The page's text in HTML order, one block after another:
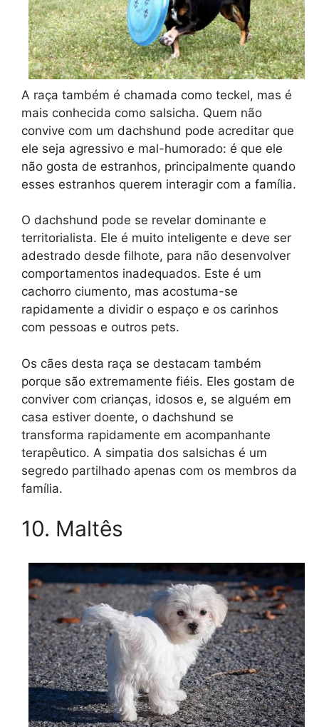
A raça também é chamada como teckel, mas é
mais conhecida como salsicha. Quem não
convive com um dachshund pode acreditar que
ele seja agressivo e mal-humorado: é que ele
não gosta de estranhos, principalmente quando
esses estranhos querem interagir com a família.
O dachshund pode se revelar dominante e
territorialista. Ele é muito inteligente e deve ser
adestrado desde filhote, para não desenvolver
comportamentos inadequados. Este é um
cachorro ciumento, mas acostuma-se
rapidamente a dividir o espaço e os carinhos
com pessoas e outros pets.
Os cães desta raça se destacam também
porque são extremamente fiéis. Eles gostam de
conviver com crianças, idosos e, se alguém em
casa estiver doente, o dachshund se
transforma rapidamente em acompanhante
terapêutico. A simpatia dos salsichas é um
segredo partilhado apenas com os membros da
família.
10. Maltês